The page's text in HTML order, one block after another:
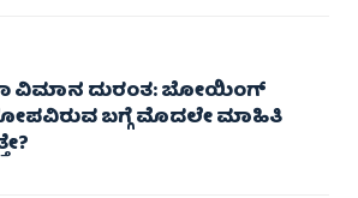
ವಿಮಾನ ದುರಂತ: ಬೋಯಿಂಗ್
ಬಗ್ಗೆ ಮೊದಲೇ ಮಾಹಿತಿ